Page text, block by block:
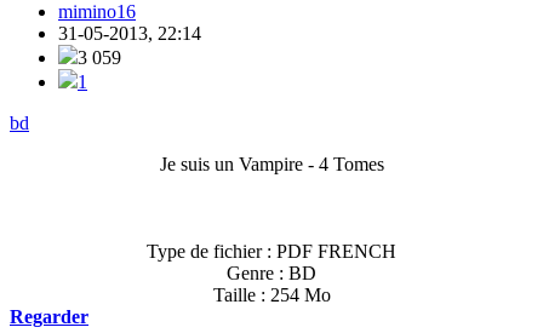
mimino16
31-05-2013, 22:14
3 059
1
bd
Je suis un Vampire - 4 Tomes
Type de fichier : PDF FRENCH
Genre : BD
Taille : 254 Mo
Regarder